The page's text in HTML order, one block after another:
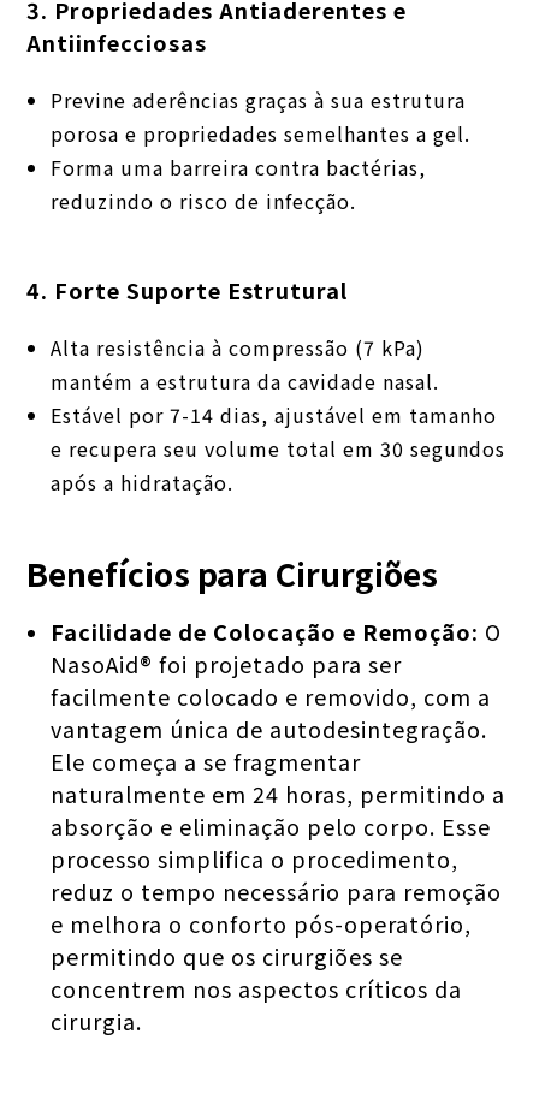
3. Propriedades Antiaderentes e
Antiinfecciosas
Previne aderências graças à sua estrutura
porosa e propriedades semelhantes a gel.
Forma uma barreira contra bactérias,
reduzindo o risco de infecção.
4. Forte Suporte Estrutural
Alta resistência à compressão (7 kPa)
mantém a estrutura da cavidade nasal.
Estável por 7-14 dias, ajustável em tamanho
e recupera seu volume total em 30 segundos
após a hidratação.
Benefícios para Cirurgiões
Facilidade de Colocação e Remoção: O
NasoAid® foi projetado para ser
facilmente colocado e removido, com a
vantagem única de autodesintegração.
Ele começa a se fragmentar
naturalmente em 24 horas, permitindo a
absorção e eliminação pelo corpo. Esse
processo simplifica o procedimento,
reduz o tempo necessário para remoção
e melhora o conforto pós-operatório,
permitindo que os cirurgiões se
concentrem nos aspectos críticos da
cirurgia.